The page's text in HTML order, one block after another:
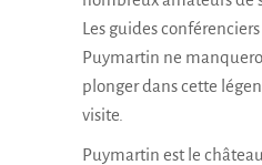
Les guides
Puymartin ne
plonger dans cette
visite.
Puymartin est le